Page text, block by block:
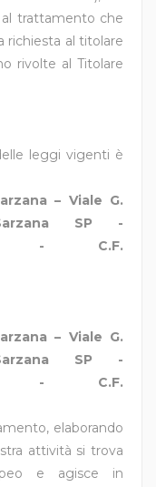
trattamento che
richiesta al titolare
rivolte al Titolare
leggi vigenti è
– Viale G.
SP -
- C.F.
– Viale G.
SP -
- C.F.
elaborando
attività si trova
e agisce in